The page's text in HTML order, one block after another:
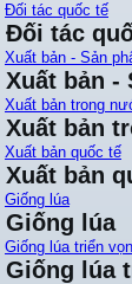
Đối tác quốc tế
Đối tác
Xuất bản - Sản
Xuất bản -
Xuất bản trong
Xuất bản
Xuất bản quốc tế
Xuất bản
Giống lúa
Giống lúa
Giống lúa triển
Giống lúa